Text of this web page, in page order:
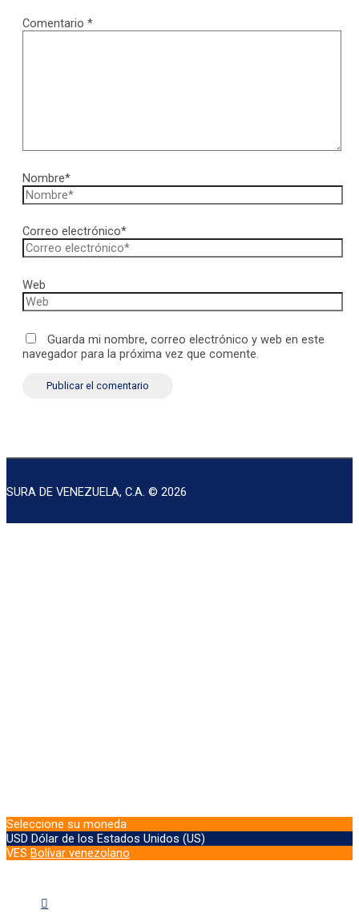
Comentario *
Nombre*
Correo electrónico*
Web
Guarda mi nombre, correo electrónico y web en este
navegador para la próxima vez que comente.
SURA DE VENEZUELA, C.A. © 2026
Seleccione su moneda
USD Dólar de los Estados Unidos (US)
VES Bolívar venezolano